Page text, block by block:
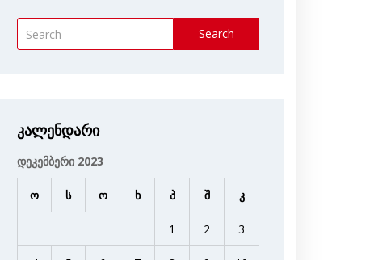
Search
კალენდარი
დეკემბერი 2023
ო ს ო ხ პ შ კ
1 2 3